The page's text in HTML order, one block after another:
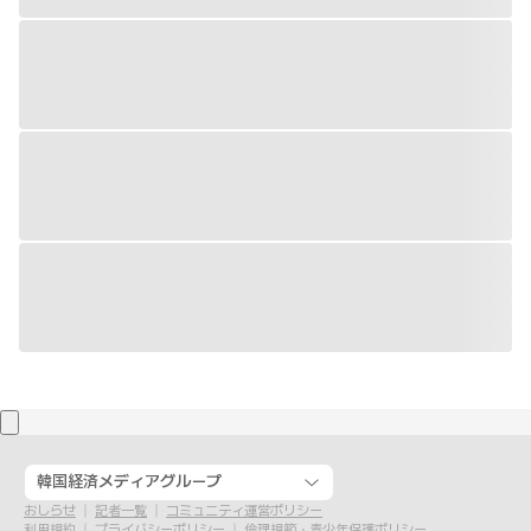
韓国経済メディアグループ
おしらせ 記者一覧
コミュニティ運営ポリシー